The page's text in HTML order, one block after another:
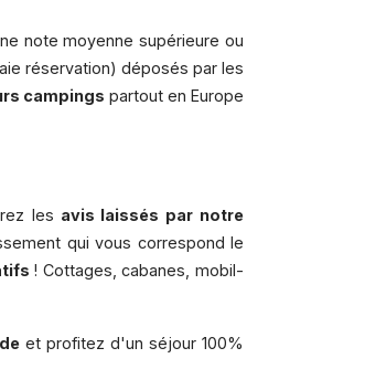
note moyenne supérieure ou
réservation) déposés par les
campings partout en Europe
les avis laissés par notre
qui vous correspond le
! Cottages, cabanes, mobil-
et profitez d'un séjour 100%